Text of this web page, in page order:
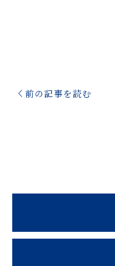
前の記事を読む